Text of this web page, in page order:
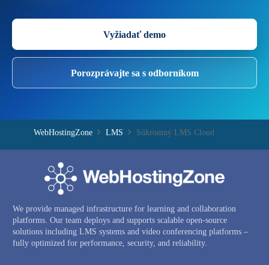
Vyžiadať demo
Porozprávajte sa s odborníkom
WebHostingZone LMS Súkromný LMS Cloud
We provide managed infrastructure for learning and collaboration
platforms. Our team deploys and supports scalable open-source
solutions including LMS systems and video conferencing platforms –
fully optimized for performance, security, and reliability.